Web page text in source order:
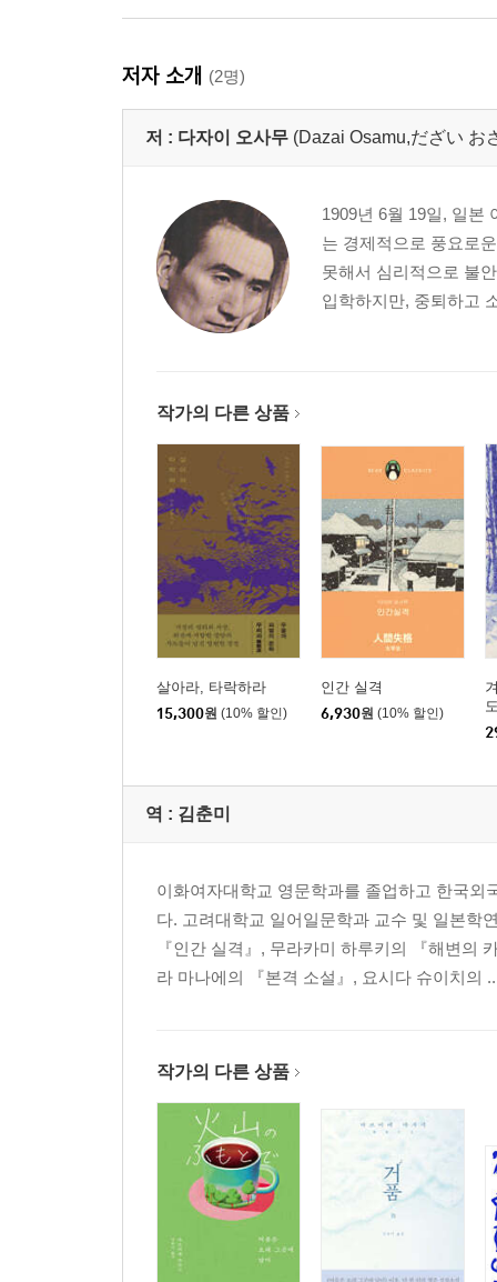
저자 소개 (2명)
저 : 다자이 오사무 (Dazai Osamu,だざい お
1909년 6월 19일, 일본
는 경제적으로 풍요로
못해서 심리적으로 불
입학하지만, 중퇴하고
작가의 다른 상품
살아라, 타락하라
15,300원 (10% 할인)
인간 실격
6,930원 (10% 할인)
역 : 김춘미
이화여자대학교 영문학과를 졸업하고 한국
다. 고려대학교 일어일문학과 교수 및 일본학
『인간 실격』, 무라카미 하루키의 『해변의
라 마나에의 『본격 소설』, 요시다 슈이치의
작가의 다른 상품